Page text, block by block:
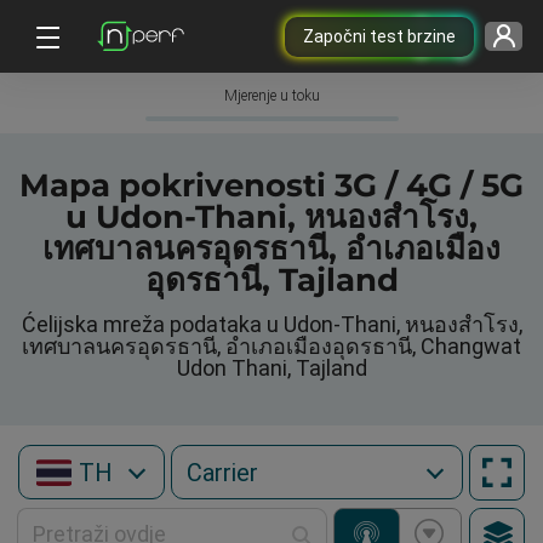
Započni test brzine
Mjerenje u toku
Mapa pokrivenosti 3G / 4G / 5G
u Udon-Thani, หนองสำโรง,
เทศบาลนครอุดรธานี, อำเภอเมือง
อุดรธานี, Tajland
Ćelijska mreža podataka u Udon-Thani, หนองสำโรง,
เทศบาลนครอุดรธานี, อำเภอเมืองอุดรธานี, Changwat
Udon Thani, Tajland
TH